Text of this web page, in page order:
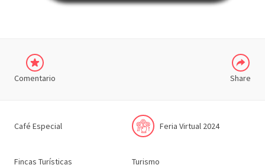
Comentario Share
COMPARTIR
Café Especial Feria Virtual 2024
Fincas Turísticas Turismo